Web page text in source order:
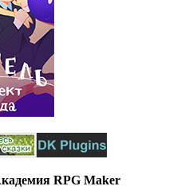
RPG Maker